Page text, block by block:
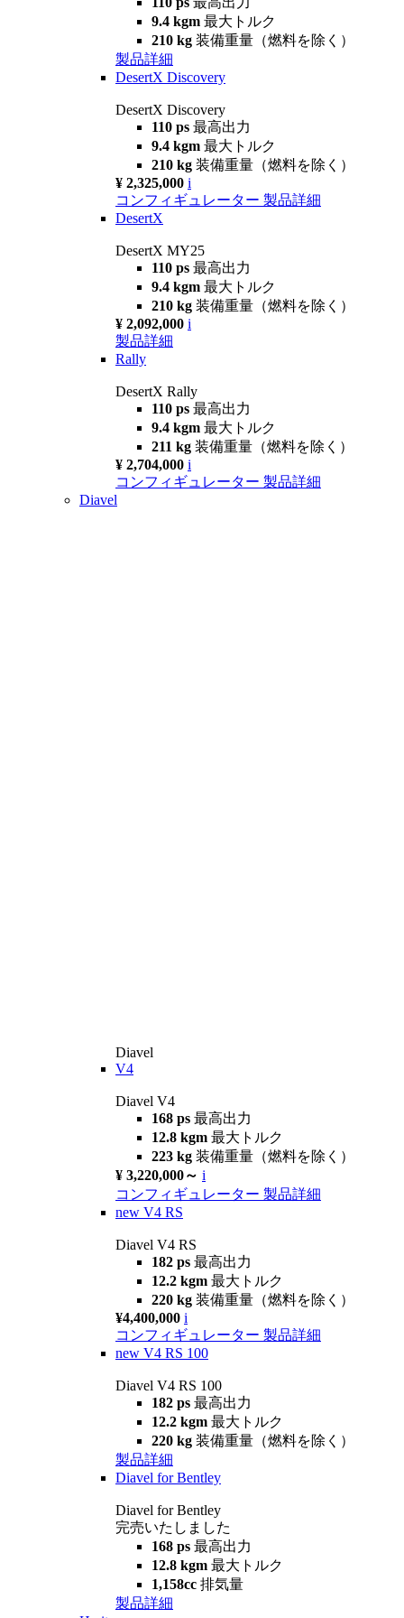
9.4 kgm 最大トルク
210 kg 装備重量（燃料を除く）
製品詳細
DesertX Discovery
DesertX Discovery
110 ps 最高出力
9.4 kgm 最大トルク
210 kg 装備重量（燃料を除く）
¥ 2,325,000 i
コンフィギュレーター 製品詳細
DesertX
DesertX MY25
110 ps 最高出力
9.4 kgm 最大トルク
210 kg 装備重量（燃料を除く）
¥ 2,092,000 i
製品詳細
Rally
DesertX Rally
110 ps 最高出力
9.4 kgm 最大トルク
211 kg 装備重量（燃料を除く）
¥ 2,704,000 i
コンフィギュレーター 製品詳細
Diavel
Diavel
V4
Diavel V4
168 ps 最高出力
12.8 kgm 最大トルク
223 kg 装備重量（燃料を除く）
¥ 3,220,000～ i
コンフィギュレーター 製品詳細
new V4 RS
Diavel V4 RS
182 ps 最高出力
12.2 kgm 最大トルク
220 kg 装備重量（燃料を除く）
¥4,400,000 i
コンフィギュレーター 製品詳細
new V4 RS 100
Diavel V4 RS 100
182 ps 最高出力
12.2 kgm 最大トルク
220 kg 装備重量（燃料を除く）
製品詳細
Diavel for Bentley
Diavel for Bentley
完売いたしました
168 ps 最高出力
12.8 kgm 最大トルク
1,158cc 排気量
製品詳細